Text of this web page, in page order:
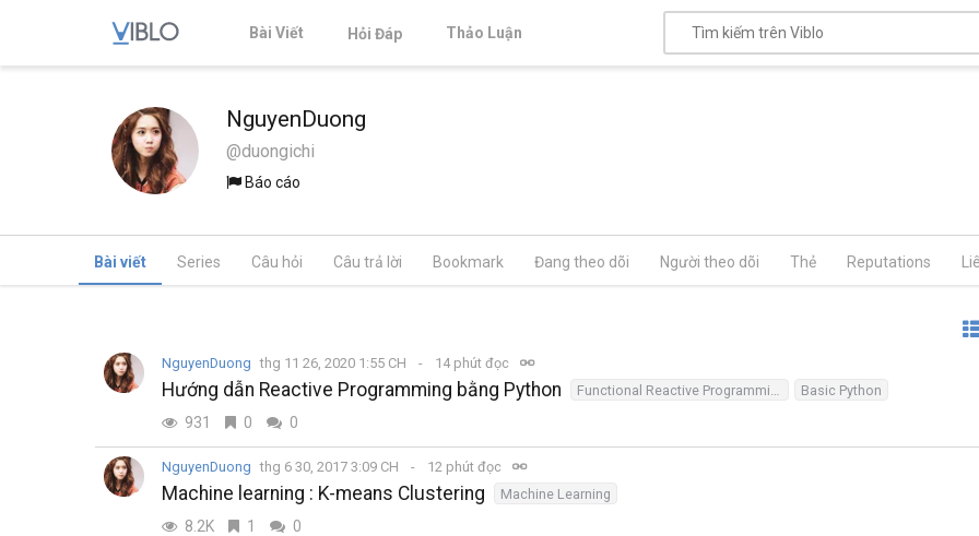
Bài Viết Hỏi Đáp Thảo Luận
NguyenDuong
@duongichi
Báo cáo
Bài viết Series Câu hỏi Câu trả lời Bookmark Đang theo dõi Người theo dõi Thẻ Reputations
NguyenDuong thg 11 26, 2020 1:55 CH 14 phút đọc
Hướng dẫn Reactive Programming bằng Python Functional Reactive Programming Basic Python
931 0 0
NguyenDuong thg 6 30, 2017 3:09 CH 12 phút đọc
Machine learning : K-means Clustering Machine Learning
8.2K 1 0